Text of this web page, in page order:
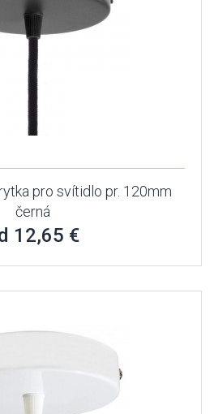
pro svítidlo pr. 120mm
černá
12,65 €